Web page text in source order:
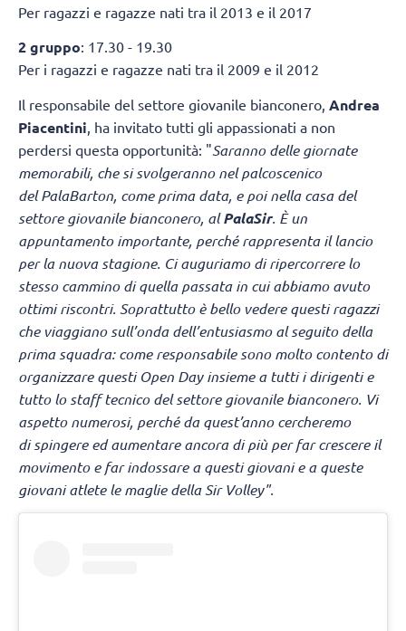
Per ragazzi e ragazze nati tra il 2013 e il 2017
2 gruppo: 17.30 - 19.30
Per i ragazzi e ragazze nati tra il 2009 e il 2012
Il responsabile del settore giovanile bianconero, Andrea
Piacentini , ha invitato tutti gli appassionati a non
perdersi questa opportunità: "Saranno delle giornate
memorabili, che si svolgeranno nel palcoscenico
del PalaBarton, come prima data, e poi nella casa del
settore giovanile bianconero, alPalaSir. È un
appuntamento importante, perché rappresenta il lancio
per la nuova stagione. Ci auguriamo di ripercorrere lo
stesso cammino di quella passata in cui abbiamo avuto
ottimi riscontri. Soprattutto è bello vedere questi ragazzi
che viaggiano sull’onda dell’entusiasmo al seguito della
prima squadra: come responsabile sono molto contento di
organizzare questi Open Day insieme a tutti i dirigenti e
tutto lo staff tecnico del settore giovanile bianconero. Vi
aspetto numerosi, perché da quest’anno cercheremo
di spingere ed aumentare ancora di più per far crescere il
movimento e far indossare a questi giovani e a queste
giovani atlete le maglie della Sir Volley".